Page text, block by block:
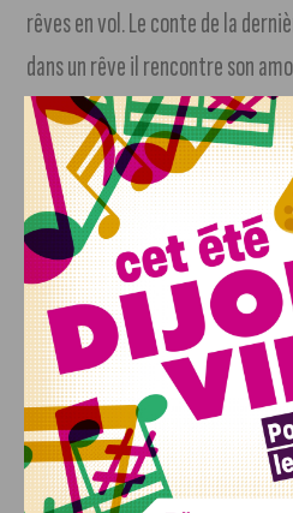
rêves en vol. Le conte de la
dans un rêve il rencontre son
(Mercredi 22 mars à 20h – Théâtre des feuillants, 9 rue
Noe (de Noemi Cannizzaro)
Noe
NOE, auteure-compositrice-